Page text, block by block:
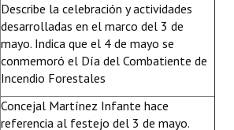
Describe la celebración y actividades
desarrolladas en el marco del 3 de
mayo. Indica que el 4 de mayo se
conmemoró el Día del Combatiente de
Incendio Forestales
Concejal Martínez Infante hace
referencia al festejo del 3 de mayo.